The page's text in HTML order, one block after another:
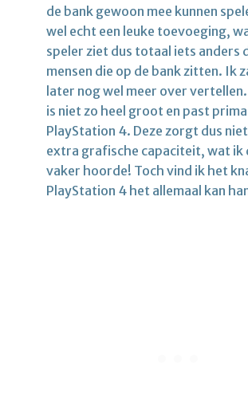
de bank gewoon mee kunnen
wel echt een leuke toevoeging,
speler ziet dus totaal iets anders
mensen die op de bank zitten. Ik
later nog wel meer over
is niet zo heel groot en past
PlayStation 4. Deze zorgt dus
extra grafische capaciteit, wat ik
vaker hoorde! Toch vind ik het
PlayStation 4 het allemaal kan